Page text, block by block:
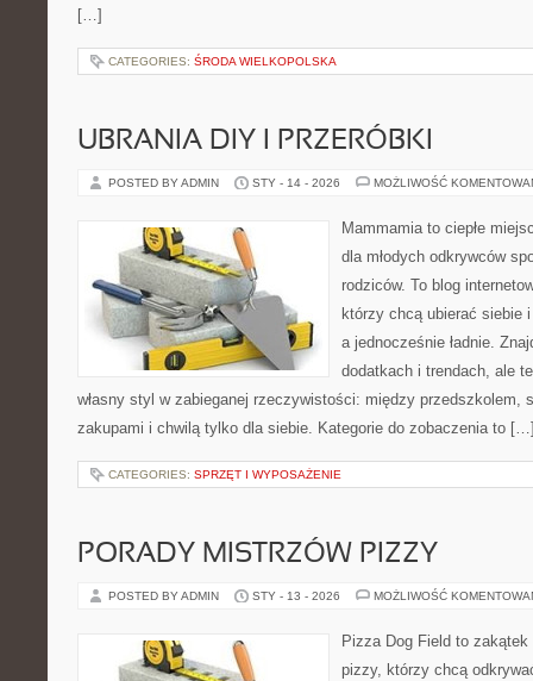
[…]
CATEGORIES: ŚRODA WIELKOPOLSKA
UBRANIA DIY I PRZERÓBKI
POSTED BY ADMIN STY - 14 - 2026 MOŻLIWOŚĆ
Mammamia to ciepłe
dla młodych odkrywców
rodziców. To blog
którzy chcą ubierać siebie
a jednocześnie ładnie.
dodatkach i trendach, ale
własny styl w zabieganej rzeczywistości: między przedszkolem,
zakupami i chwilą tylko dla siebie. Kategorie do zobaczenia to
CATEGORIES: SPRZĘT I WYPOSAŻENIE
PORADY MISTRZÓW PIZZY
POSTED BY ADMIN STY - 13 - 2026 MOŻLIWOŚĆ
Pizza Dog Field to zakątek
pizzy, którzy chcą